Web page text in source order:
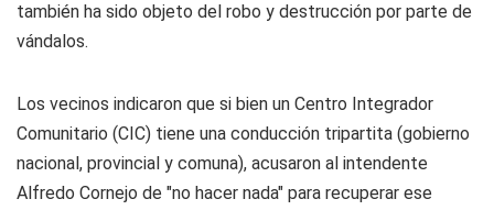
también ha sido objeto del robo y destrucción por parte de
vándalos.
Los vecinos indicaron que si bien un Centro Integrador
Comunitario (CIC) tiene una conducción tripartita (gobierno
nacional, provincial y comuna), acusaron al intendente
Alfredo Cornejo de "no hacer nada" para recuperar ese